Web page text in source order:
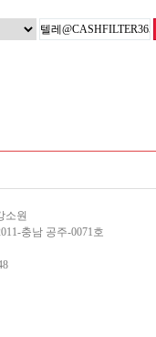
소원
충남 공주-0071호